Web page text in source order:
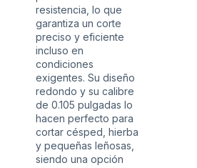
resistencia, lo que
garantiza un corte
preciso y eficiente
incluso en
condiciones
exigentes. Su diseño
redondo y su calibre
de 0.105 pulgadas lo
hacen perfecto para
cortar césped, hierba
y pequeñas leñosas,
siendo una opción